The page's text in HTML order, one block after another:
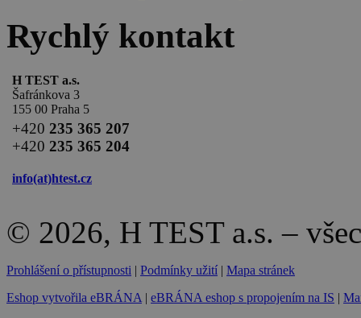
Rychlý kontakt
H TEST a.s.
Šafránkova 3
155 00 Praha 5
+420 235 365 207
+420 235 365 204
info(at)htest.cz
© 2026, H TEST a.s. –
Prohlášení o přístupnosti Podmínky užití
Mapa stránek
Eshop vytvořila eBRÁNA| eBRÁNA eshop s propojením na IS